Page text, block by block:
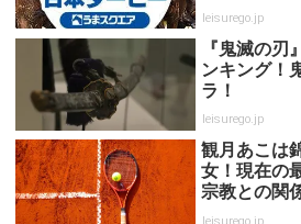
leisurego.jp
『鬼滅の刃
ンキング！
ラ！
leisurego.jp
観月あこは
女！現在の
宗教との関
leisurego.jp